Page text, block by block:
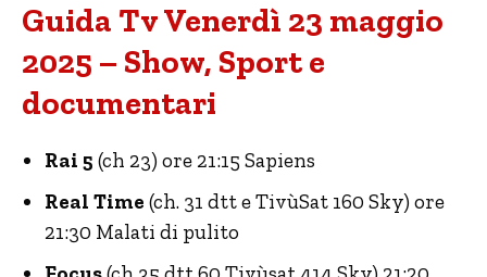
Guida Tv Venerdì 23 maggio
2025 – Show, Sport e
documentari
Rai 5 (ch 23) ore 21:15 Sapiens
Real Time (ch. 31 dtt e TivùSat 160 Sky) ore
21:30 Malati di pulito